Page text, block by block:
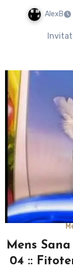
AlexB
Mens
04 ::